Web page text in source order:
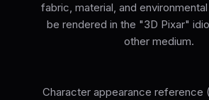
fabric, material, and
be rendered in the "3D Pixar"
other medium.
Character appearance reference